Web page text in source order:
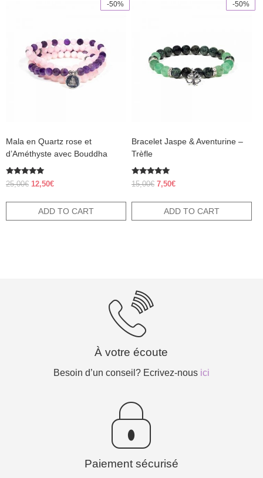
-50%
Mala en Quartz rose et
d’Améthyste avec Bouddha
Rated
5.00
25,00€ Original
25,00€.
12,50€Current
12,50€.
ADD TO CART
-50%
Bracelet Jaspe & Aventurine –
Trèfle
Rated
5.00
15,00€ Original
15,00€.
7,50€Current
7,50€.
ADD TO CART
À votre écoute
Besoin d’un conseil? Ecrivez-nous ici
Paiement sécurisé